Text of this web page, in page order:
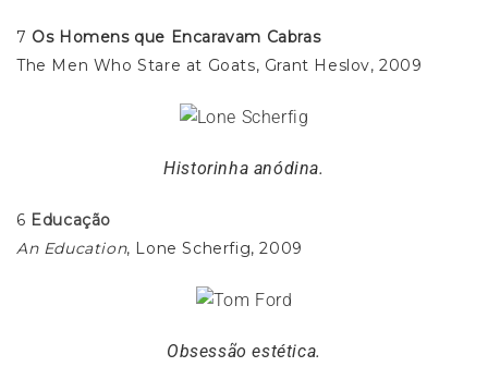
7 Os Homens que Encaravam Cabras
The Men Who Stare at Goats, Grant Heslov, 2009
Historinha anódina.
6 Educação
An Education, Lone Scherfig, 2009
Obsessão estética.